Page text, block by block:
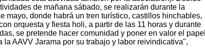
de mañana sábado, se realizarán durante la
mayo, donde habrá un tren turístico, castillos hinchables,
orquesta y fiesta holi, a partir de las 11 horas y durante
se pretende hacer comunidad y poner en valor el papel
AAVV Jarama por su trabajo y labor reivindicativa",